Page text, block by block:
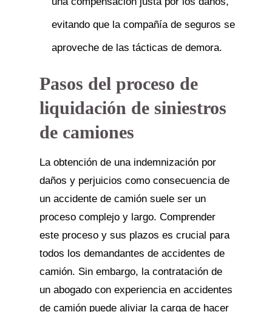
evitando que la compañía de seguros se
aproveche de las tácticas de demora.
Pasos del proceso de
liquidación de siniestros
de camiones
La obtención de una indemnización por
daños y perjuicios como consecuencia de
un accidente de camión suele ser un
proceso complejo y largo. Comprender
este proceso y sus plazos es crucial para
todos los demandantes de accidentes de
camión. Sin embargo, la contratación de
un abogado con experiencia en accidentes
de camión puede aliviar la carga de hacer